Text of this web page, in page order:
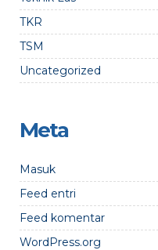
TKR
TSM
Uncategorized
Meta
Masuk
Feed entri
Feed komentar
WordPress.org